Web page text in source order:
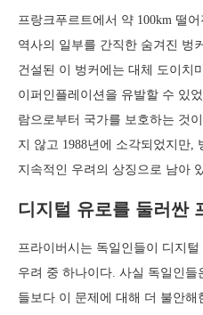
프랑크푸르트에서 약 100km 떨
역사의 일부를 간직한 숨겨진 벙
건설된 이 벙커에는 대체 도이치
이퍼인플레이션을 유발할 수 있
람으로부터 국가를 보호하는 것
지 않고 1988년에 소각되었지만,
지속적인 우려의 상징으로 남아
디지털 유로를 둘러싼
프라이버시는 독일인들이 디지
우려 중 하나이다. 사실 독일인
들보다 이 문제에 대해 더 불안